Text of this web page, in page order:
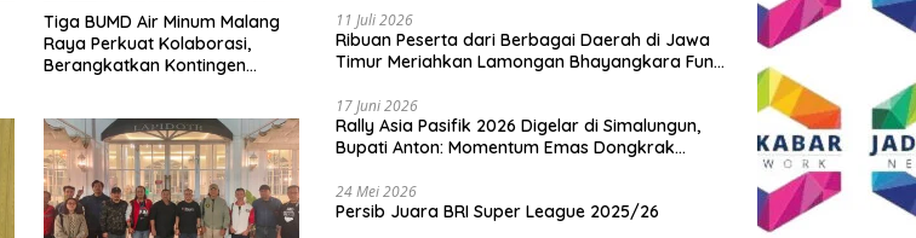
Tiga BUMD Air Minum Malang
Raya Perkuat Kolaborasi,
Berangkatkan Kontingen
11 Juli 2026
Ribuan Peserta dari Berbagai Daerah di Jawa
Timur Meriahkan Lamongan Bhayangkara Fun
17 Juni 2026
Rally Asia Pasifik 2026 Digelar di Simalungun,
Bupati Anton: Momentum Emas Dongkrak
24 Mei 2026
Persib Juara BRI Super League 2025/26